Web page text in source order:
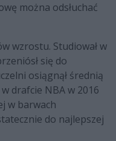
można odsłuchać
wzrostu. Studiował w
się do
osiągnął średnią
drafcie NBA w 2016
w barwach
do najlepszej